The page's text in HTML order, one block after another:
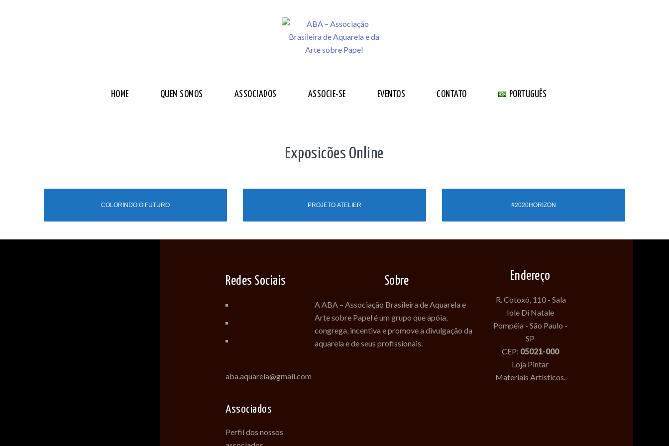
HOME QUEM SOMOS ASSOCIADOS ASSOCIE-SE EVENTOS CONTATO PORTUGUÊS
Exposicões Online
COLORINDO O FUTURO PROJETO ATELIER #2020HORIZON
Redes Sociais
aba.aquarela@gmail.com
Associados
Perfil dos nossos
Sobre
A ABA – Associação Brasileira de Aquarela e
Arte sobre Papel é um grupo que apóia,
congrega, incentiva e promove a divulgação da
aquarela e de seus profissionais.
Endereço
R. Cotoxó, 110 - Sala
Iole Di Natale
Pompéia - São Paulo -
SP
CEP: 05021-000
Loja Pintar
Materiais Artísticos.